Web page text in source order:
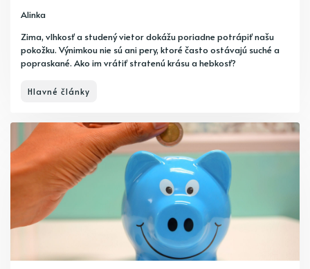
Alinka
Zima, vlhkosť a studený vietor dokážu poriadne potrápiť našu
pokožku. Výnimkou nie sú ani pery, ktoré často ostávajú suché a
popraskané. Ako im vrátiť stratenú krásu a hebkosť?
Hlavné články